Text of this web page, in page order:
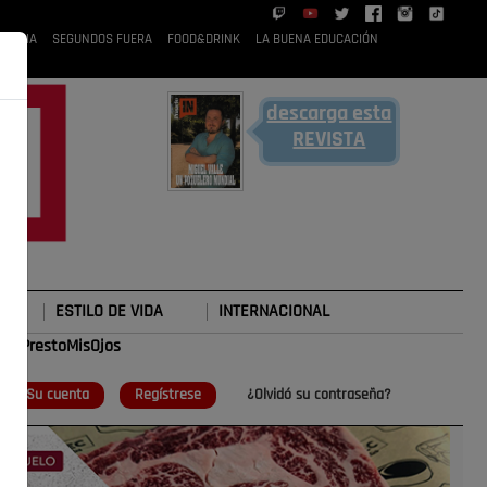
RUBIA SEGUNDOS FUERA FOOD&DRINK LA BUENA EDUCACIÓN
descarga esta
REVISTA
ESTILO DE VIDA INTERNACIONAL
Su cuenta Regístrese ¿Olvidó su contraseña?